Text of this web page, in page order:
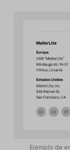
Ejemplo de